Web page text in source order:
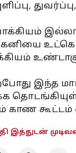
இந்த
காண கூட்டம்
இத்துடன்